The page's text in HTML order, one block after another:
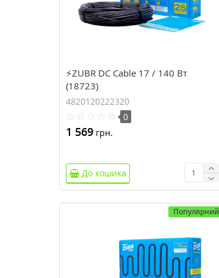
⚡ZUBR DC Cable 17 / 140 Вт
(18723)
4820120222320
0
1 569 грн.
До кошика
Популярний